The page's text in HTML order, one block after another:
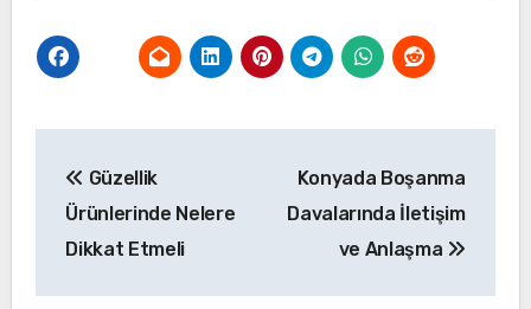
gezinmesi
Güzellik
Ürünlerinde Nelere
Dikkat Etmeli
Konyada Boşanma
Davalarında İletişim
ve Anlaşma